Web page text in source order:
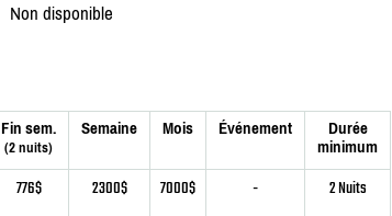
Non disponible
Fin sem.
(2 nuits)
Semaine Mois Événement
Durée
minimum
776$ 2300$ 7000$ - 2 Nuits